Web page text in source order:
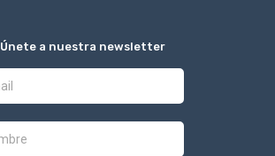
Únete a nuestra newsletter